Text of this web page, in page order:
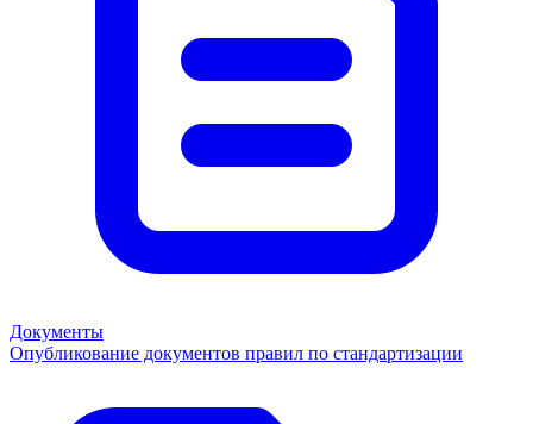
Документы
Опубликование документов правил по стандартизации